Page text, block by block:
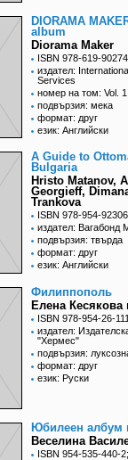
DIORAMA
album
Diorama Maker
ISBN 978-619-
издател:
Services
номер на том: Vol. 1
подвързия: мека
формат: друг
език: Английски
A Guide to
Bulgaria
Hristo Matanov,
Georgieff,
Trankova
ISBN 978-954-
издател: Вагабонд
подвързия: твърда
формат: друг
език: Английски
Филиппополь
Елена Кесякова
ISBN 978-954-26-
издател:
"Хермес"
подвързия:
формат: друг
език: Руски
Юбилеен албум
Веселина
ISBN 954-535-440-